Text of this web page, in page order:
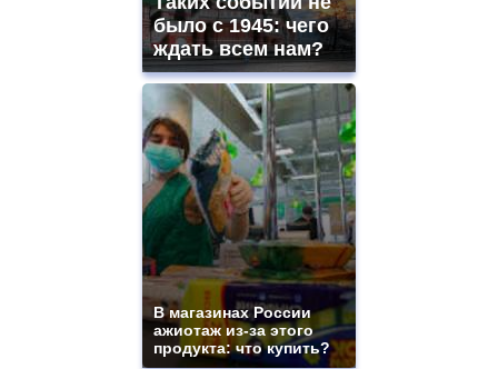
было с 1945: чего
ждать всем нам?
В магазинах России
ажиотаж из-за этого
продукта: что купить?